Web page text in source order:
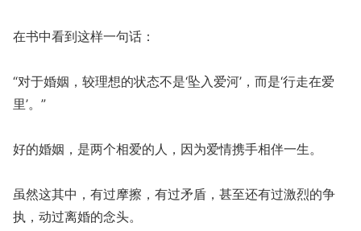
在书中看到这样一句话：
“对于婚姻，较理想的状态不是‘坠入爱河’，而是‘行走在爱
里’。”
好的婚姻，是两个相爱的人，因为爱情携手相伴一生。
虽然这其中，有过摩擦，有过矛盾，甚至还有过激烈的争
执，动过离婚的念头。